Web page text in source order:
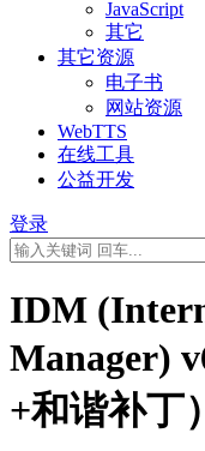
JavaScript
其它
其它资源
电子书
网站资源
WebTTS
在线工具
公益开发
登录
IDM
Manager)
+和谐补丁）